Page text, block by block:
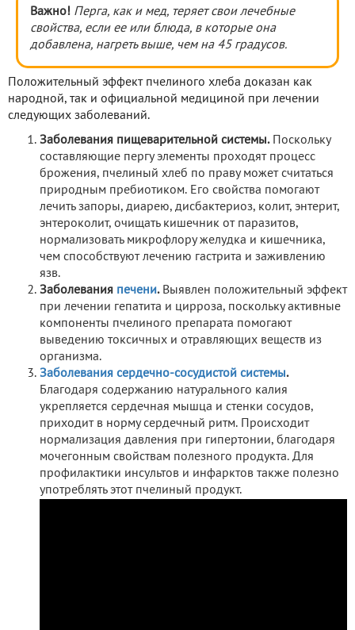
Важно! Перга, как и мед, теряет свои лечебные
свойства, если ее или блюда, в которые она
добавлена, нагреть выше, чем на 45 градусов.
Положительный эффект пчелиного хлеба доказан как
народной, так и официальной медициной при лечении
следующих заболеваний.
Заболевания пищеварительной системы.
Поскольку
составляющие пергу элементы проходят процесс
брожения, пчелиный хлеб по праву может считаться
природным пребиотиком. Его свойства помогают
лечить запоры, диарею, дисбактериоз, колит, энтерит,
энтероколит, очищать кишечник от паразитов,
нормализовать микрофлору желудка и кишечника,
чем способствуют лечению гастрита и заживлению
язв.
Заболевания печени.Выявлен положительный эффект
при лечении гепатита и цирроза, поскольку активные
компоненты пчелиного препарата помогают
выведению токсичных и отравляющих веществ из
организма.
Заболевания сердечно-сосудистой системы.
Благодаря содержанию натурального калия
укрепляется сердечная мышца и стенки сосудов,
приходит в норму сердечный ритм. Происходит
нормализация давления при гипертонии, благодаря
мочегонным свойствам полезного продукта. Для
профилактики инсультов и инфарктов также полезно
употреблять этот пчелиный продукт.